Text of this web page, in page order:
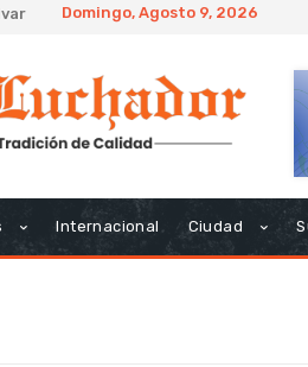
Domingo, Agosto 9, 2026
Internacional Ciudad